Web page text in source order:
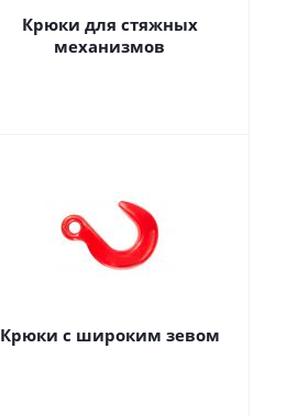
Крюки для стяжных
механизмов
Крюки с широким зевом